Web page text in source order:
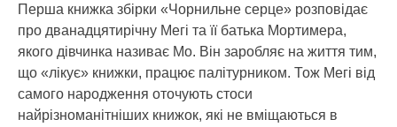
Перша книжка збірки «Чорнильне серце» розповідає
про дванадцятирічну Мегі та її батька Мортимера,
якого дівчинка називає Мо. Він заробляє на життя тим,
що «лікує» книжки, працює палітурником. Тож Мегі від
самого народження оточують стоси
найрізноманітніших книжок, які не вміщаються в